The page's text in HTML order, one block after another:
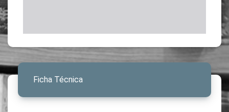
Ficha Técnica